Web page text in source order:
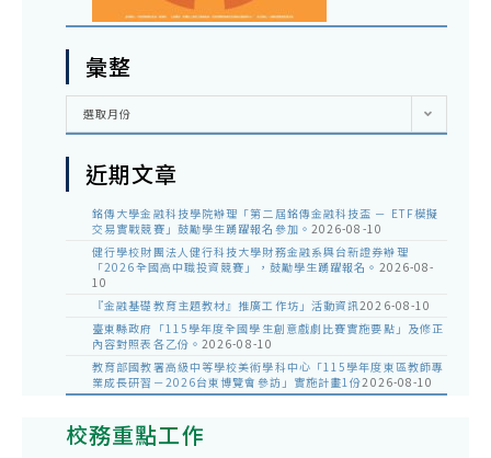
彙整
彙
選取月份
近期文章
銘傳大學金融科技學院辦理「第二屆銘傳金融科技盃 － ETF模擬
交易實戰競賽」鼓勵學生踴躍報名參加。 2026-08-10
健行學校財團法人健行科技大學財務金融系與台新證券辦理
「2026全國高中職投資競賽」，鼓勵學生踴躍報名。 2026-08-
10
『金融基礎教育主題教材』推廣工作坊」活動資訊2026-08-10
臺東縣政府「115學年度全國學生創意戲劇比賽實施要點」及修正
內容對照表各乙份。 2026-08-10
教育部國教署高級中等學校美術學科中心「115學年度東區教師專
業成長研習－2026台東博覽會參訪」實施計畫1份2026-08-10
校務重點工作